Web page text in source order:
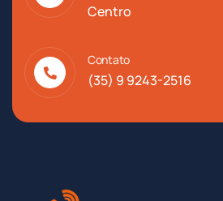
Centro
Contato
(35) 9 9243-2516